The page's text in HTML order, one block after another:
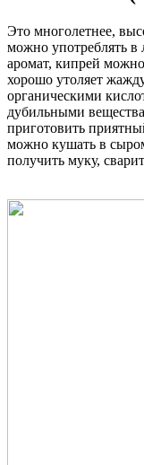
Это многолетнее,
можно употреблять
аромат, кипрей
хорошо утоляет
органическими
дубильными
приготовить
можно кушать в
получить муку,